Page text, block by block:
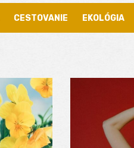
CESTOVANIE EKOLÓGIA